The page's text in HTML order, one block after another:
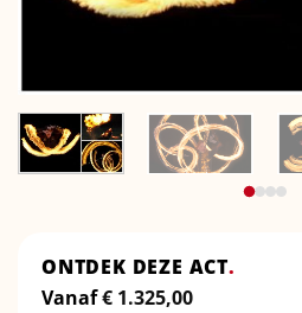
ONTDEK DEZE ACT.
Vanaf€ 1.325,00